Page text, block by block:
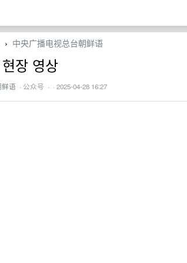
› 中央广播电视总台朝鲜语
장 영상
语 · 公众号 · · 2025-04-28 16:27